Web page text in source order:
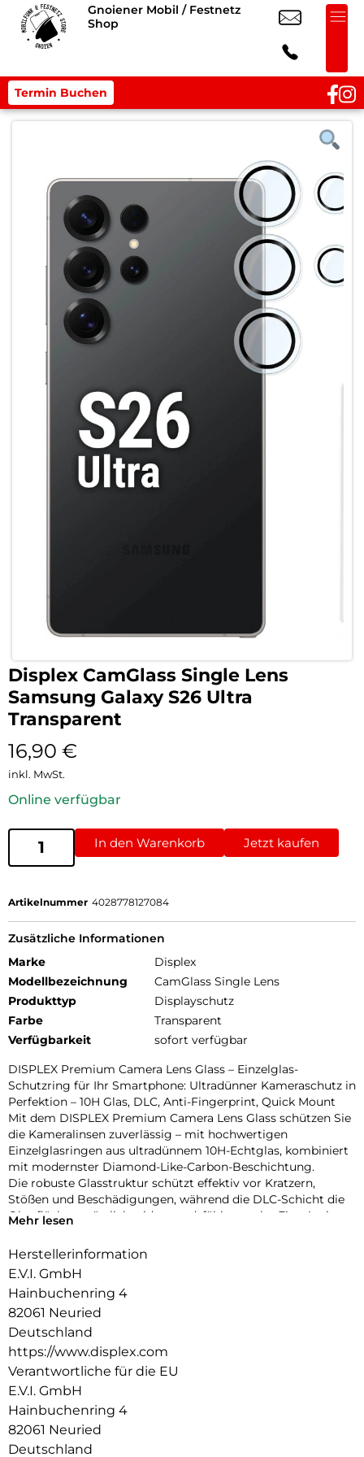
Gnoiener Mobil / Festnetz
Shop
Termin Buchen
Displex CamGlass Single Lens
Samsung Galaxy S26 Ultra
Transparent
16,90 €
inkl. MwSt.
Online verfügbar
In den Warenkorb Jetzt kaufen
Artikelnummer 4028778127084
Zusätzliche Informationen
Marke
Displex
Modellbezeichnung
CamGlass Single Lens
Produkttyp
Displayschutz
Farbe
Transparent
Verfügbarkeit
sofort verfügbar
DISPLEX Premium Camera Lens Glass – Einzelglas-
Schutzring für Ihr Smartphone: Ultradünner Kameraschutz in
Perfektion – 10H Glas, DLC, Anti-Fingerprint, Quick Mount
Mit dem DISPLEX Premium Camera Lens Glass schützen Sie
die Kameralinsen zuverlässig – mit hochwertigen
Einzelglasringen aus ultradünnem 10H-Echtglas, kombiniert
mit modernster Diamond-Like-Carbon-Beschichtung.
Die robuste Glasstruktur schützt effektiv vor Kratzern,
Stößen und Beschädigungen, während die DLC-Schicht die
Oberfläche zusätzlich widerstandsfähig macht. Eine Anti-
Schmutz und sorgt für eine dauerhaft klare Optik.
brillante, unverfälschte Aufnahmen. Gleichzeitig fügt sich
der transparente Acrylglasring elegant in jedes Gerätedesign
ein – unabhängig von der Gehäusefarbe.
Dank der Quick Mount Technologie lässt sich der Schutzring
werkzeuglos und präzise aufsetzen – in Sekunden montiert,
rückstandsfrei entfernbar. Die Passform ist exakt auf das die
Kaneralinsen abgestimmt und case-friendly mit gängigen
Hüllen.
Vorteile auf einen Blick:
10H gehärtetes Echtglas – ultradünn & bruchsicher
Premium DLC-Beschichtung für extra Kratzschutz
Mehr lesen
Herstellerinformation
E.V.I. GmbH
Hainbuchenring 4
82061 Neuried
Deutschland
https://www.displex.com
Verantwortliche für die EU
E.V.I. GmbH
Hainbuchenring 4
82061 Neuried
Deutschland